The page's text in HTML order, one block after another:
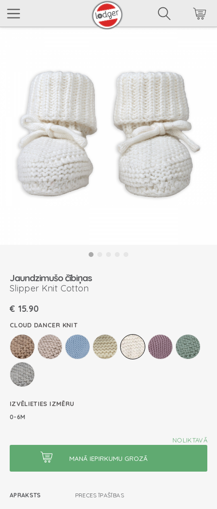
Jaundzimušo čībiņas
Slipper Knit Cotton
€ 15.90
CLOUD DANCER KNIT
IZVĒLIETIES IZMĒRU
0-6M
NOLIKTAVĀ
APRAKSTS PRECES ĪPAŠĪBAS